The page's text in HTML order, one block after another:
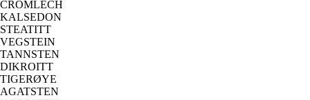
CROMLECH
KALSEDON
STEATITT
VEGSTEIN
TANNSTEN
DIKROITT
TIGERØYE
AGATSTEN